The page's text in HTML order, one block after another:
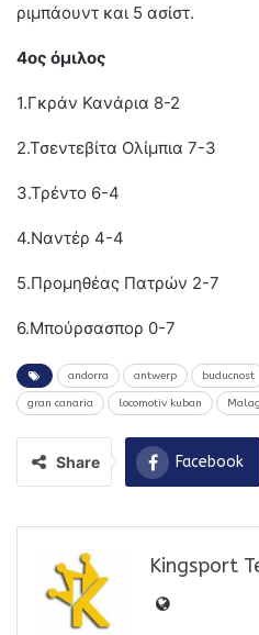
ριμπάουντ και 5 ασίστ.
4ος όμιλος
1.Γκράν Κανάρια 8-2
2.Τσεντεβίτα Ολίμπια 7-3
3.Τρέντο 6-4
4.Ναντέρ 4-4
5.Προμηθέας Πατρών 2-7
6.Μπούρσασπορ 0-7
andorra antwerp buducnost
gran canaria locomotiv kuban
Share Facebook
Kingsport